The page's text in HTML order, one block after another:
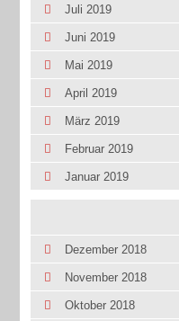
Juli 2019
Juni 2019
Mai 2019
April 2019
März 2019
Februar 2019
Januar 2019
Dezember 2018
November 2018
Oktober 2018